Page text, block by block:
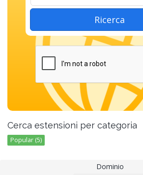
Ricerca
Cerca estensioni per categoria
Popular (5)
Dominio